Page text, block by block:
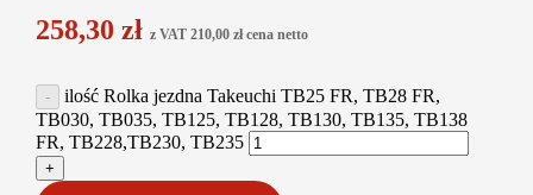
258,30 zł z VAT 210,00 złcena netto
ilość Rolka jezdna Takeuchi TB25 FR, TB28 FR,
TB030, TB035, TB125, TB128, TB130, TB135, TB138
FR, TB228,TB230, TB235